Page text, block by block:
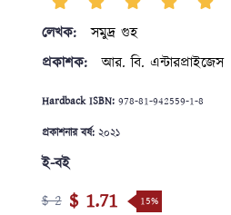
লেখক:
সমুদ্র গুহ
প্রকাশক:
আর. বি. এন্টারপ্রাইজেস
Hardback ISBN:978-81-942559-1-8
প্রকাশনার বর্ষ:২০২১
ই-বই
$ 2 $ 1.71 15%